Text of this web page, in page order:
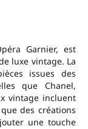
Garnier, est
luxe vintage. La
issues des
que Chanel,
vintage incluent
des créations
une touche